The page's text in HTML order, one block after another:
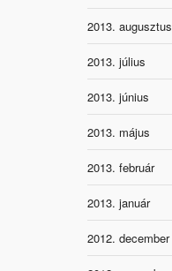
2013. augusztus
2013. július
2013. június
2013. május
2013. február
2013. január
2012. december